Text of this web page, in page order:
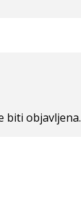
biti objavljena.